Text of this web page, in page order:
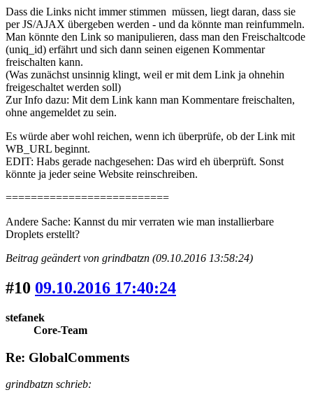
Dass die Links nicht immer stimmen müssen, liegt daran, dass sie
per JS/AJAX übergeben werden - und da könnte man reinfummeln.
Man könnte den Link so manipulieren, dass man den Freischaltcode
(uniq_id) erfährt und sich dann seinen eigenen Kommentar
freischalten kann.
(Was zunächst unsinnig klingt, weil er mit dem Link ja ohnehin
freigeschaltet werden soll)
Zur Info dazu: Mit dem Link kann man Kommentare freischalten,
ohne angemeldet zu sein.
Es würde aber wohl reichen, wenn ich überprüfe, ob der Link mit
WB_URL beginnt.
EDIT: Habs gerade nachgesehen: Das wird eh überprüft. Sonst
könnte ja jeder seine Website reinschreiben.
==========================
Andere Sache: Kannst du mir verraten wie man installierbare
Droplets erstellt?
Beitrag geändert von grindbatzn (09.10.2016 13:58:24)
#10 09.10.2016 17:40:24
stefanek
Core-Team
Re: GlobalComments
grindbatzn schrieb: